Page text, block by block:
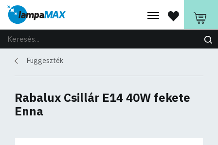
Függeszték
Rabalux Csillár E14 40W fekete
Enna